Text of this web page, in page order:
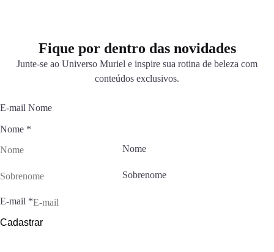
Fique por dentro das novidades
Junte-se ao Universo Muriel e inspire sua rotina de beleza com
conteúdos exclusivos.
E-mail Nome
Nome *
Nome
Sobrenome
E-mail *
Cadastrar